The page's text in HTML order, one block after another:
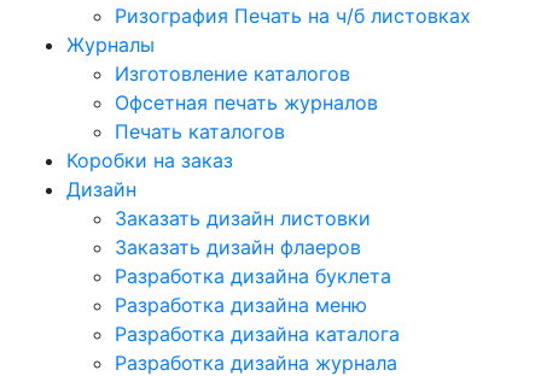
Ризография Печать на ч/б листовках
Журналы
Изготовление каталогов
Офсетная печать журналов
Печать каталогов
Коробки на заказ
Дизайн
Заказать дизайн листовки
Заказать дизайн флаеров
Разработка дизайна буклета
Разработка дизайна меню
Разработка дизайна каталога
Разработка дизайна журнала